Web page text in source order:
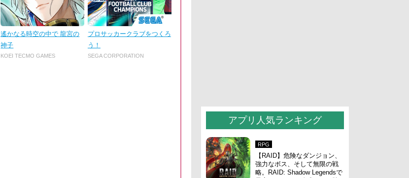
遙かなる時空の中で 龍宮の
神子
KOEI TECMO GAMES
プロサッカークラブをつくろ
う！
SEGA CORPORATION
アプリ人気ランキング
RPG
【RAID】危険なダンジョン、
強力なボス、そして無限の戦
略。RAID: Shadow Legendsで